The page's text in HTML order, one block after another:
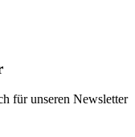
für unseren Newsletter